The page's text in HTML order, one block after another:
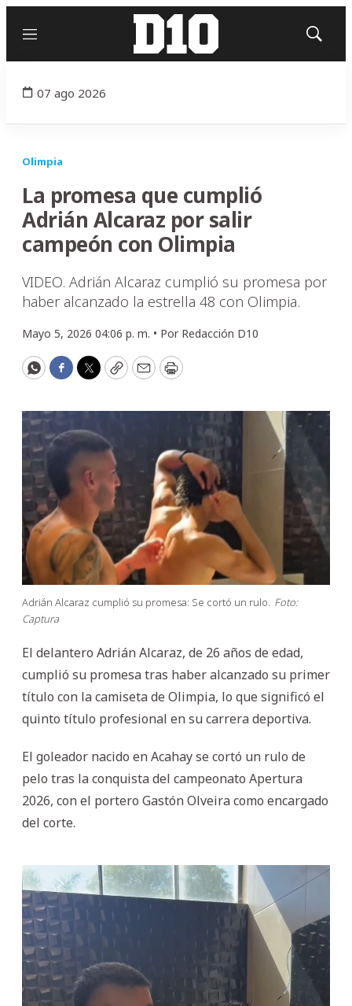
Menú
Mostrar
07 ago 2026
Olimpia
La promesa que cumplió
Adrián Alcaraz por salir
campeón con Olimpia
VIDEO. Adrián Alcaraz cumplió su promesa por
haber alcanzado la estrella 48 con Olimpia.
Mayo 5, 2026 04:06 p. m. • Por Redacción D10
WhatsApp
Facebook
Twitter
CopyEmailPrint
Adrián Alcaraz cumplió su promesa: Se cortó un rulo. Foto:
Captura
El delantero Adrián Alcaraz, de 26 años de edad,
cumplió su promesa tras haber alcanzado su primer
título con la camiseta de Olimpia, lo que significó el
quinto título profesional en su carrera deportiva.
El goleador nacido en Acahay se cortó un rulo de
pelo tras la conquista del campeonato Apertura
2026, con el portero Gastón Olveira como encargado
del corte.